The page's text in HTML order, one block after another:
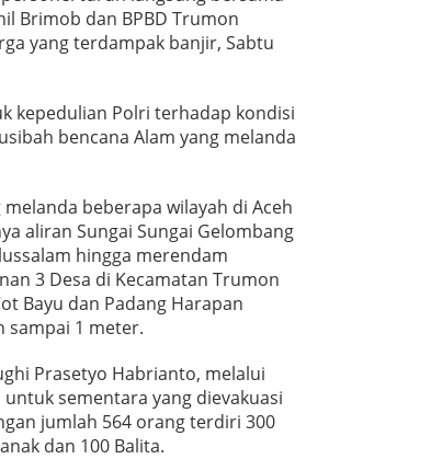
Brimob dan BPBD Trumon
yang terdampak banjir, Sabtu
kepedulian Polri terhadap kondisi
bencana Alam yang melanda
beberapa wilayah di Aceh
aliran Sungai Sungai Gelombang
hingga merendam
3 Desa di Kecamatan Trumon
Bayu dan Padang Harapan
sampai 1 meter.
Prasetyo Habrianto, melalui
sementara yang dievakuasi
jumlah 564 orang terdiri 300
dan 100 Balita.